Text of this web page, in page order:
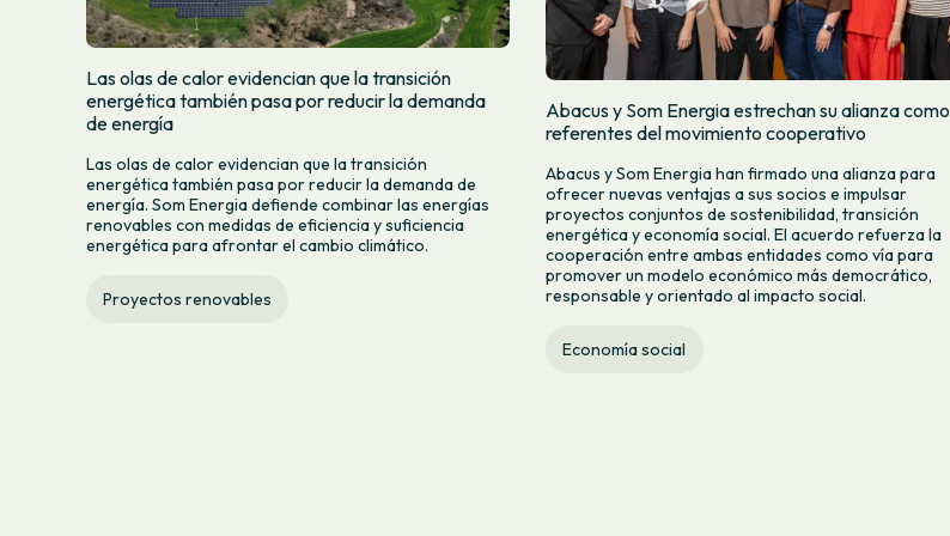
Las olas de calor evidencian que la transición
energética también pasa por reducir la demanda
de energía
Las olas de calor evidencian que la transición
energética también pasa por reducir la demanda de
energía. Som Energia defiende combinar las energías
renovables con medidas de eficiencia y suficiencia
energética para afrontar el cambio climático.
Proyectos renovables
Abacus y Som Energia estrechan su alianza como
referentes del movimiento cooperativo
Abacus y Som Energia han firmado una alianza para
ofrecer nuevas ventajas a sus socios e impulsar
proyectos conjuntos de sostenibilidad, transición
energética y economía social. El acuerdo refuerza la
cooperación entre ambas entidades como vía para
promover un modelo económico más democrático,
responsable y orientado al impacto social.
Economía social